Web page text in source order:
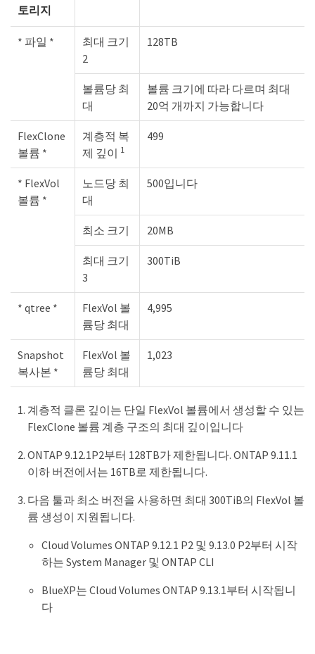
토리지
* 파일 *
최대 크기
2
128TB
볼륨당 최
대
볼륨 크기에 따라 다르며 최대
20억 개까지 가능합니다
FlexClone
볼륨 *
계층적 복
제 깊이 1
499
* FlexVol
볼륨 *
노드당 최
대
500입니다
최소 크기 20MB
최대 크기
3
300TiB
* qtree *
FlexVol 볼
륨당 최대
4,995
Snapshot
복사본 *
FlexVol 볼
륨당 최대
1,023
계층적 클론 깊이는 단일 FlexVol 볼륨에서 생성할 수 있는
FlexClone 볼륨 계층 구조의 최대 깊이입니다
ONTAP 9.12.1P2부터 128TB가 제한됩니다. ONTAP 9.11.1
이하 버전에서는 16TB로 제한됩니다.
다음 툴과 최소 버전을 사용하면 최대 300TiB의 FlexVol 볼
륨 생성이 지원됩니다.
Cloud Volumes ONTAP 9.12.1 P2 및 9.13.0 P2부터 시작
하는 System Manager 및 ONTAP CLI
BlueXP는 Cloud Volumes ONTAP 9.13.1부터 시작됩니
다